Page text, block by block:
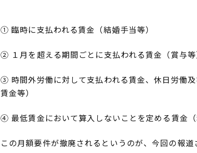
① 臨時に支払われる賃金（結婚手当等）
② １月を超える期間ごとに支払われる賃金（賞与等
③ 時間外労働に対して支払われる賃金、休日労働
賃金等）
④ 最低賃金において算入しないことを定める賃金（
この月額要件が撤廃されるというのが、今回の報道